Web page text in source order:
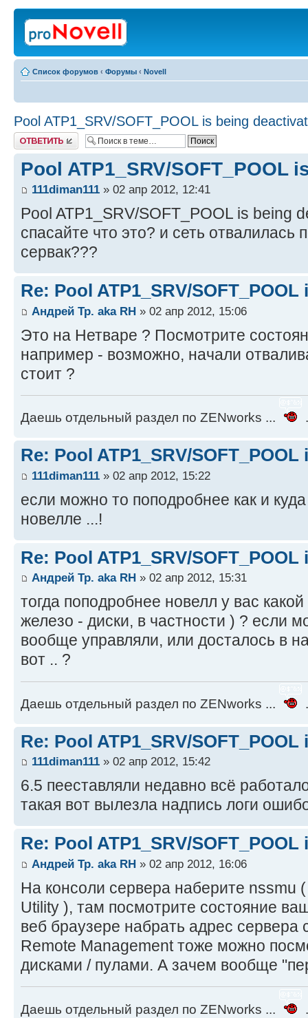
Список форумов ‹ Форумы ‹ Novell
Pool ATP1_SRV/SOFT_POOL is being
Ответить
Pool ATP1_SRV/SOFT_POOL
111diman111 » 02 апр 2012, 12:41
Pool ATP1_SRV/SOFT_POOL is being
спасайте что это? и сеть отвалилась
сервак???
Re: Pool ATP1_SRV/
Андрей Тр. aka RH » 02 апр 2012, 15:06
Это на Нетваре ? Посмотрите
например - возможно, начали
стоит ?
Даешь отдельный раздел по ZENworks ...
Re: Pool ATP1_SRV/
111diman111 » 02 апр 2012, 15:22
если можно то поподробнее как и
новелле ...!
Re: Pool ATP1_SRV/
Андрей Тр. aka RH » 02 апр 2012, 15:31
тогда поподробнее новелл у вас
железо - диски, в частности ) ? если
вообще управляли, или досталось в
вот .. ?
Даешь отдельный раздел по ZENworks ...
Re: Pool ATP1_SRV/
111diman111 » 02 апр 2012, 15:42
6.5 пееставляли недавно всё
такая вот вылезла надпись логи
Re: Pool ATP1_SRV/
Андрей Тр. aka RH » 02 апр 2012, 16:06
На консоли сервера наберите nssmu
Utility ), там посмотрите состояние
веб браузере набрать адрес сервера
Remote Management тоже можно
дисками / пулами. А зачем вообще
Даешь отдельный раздел по ZENworks ...